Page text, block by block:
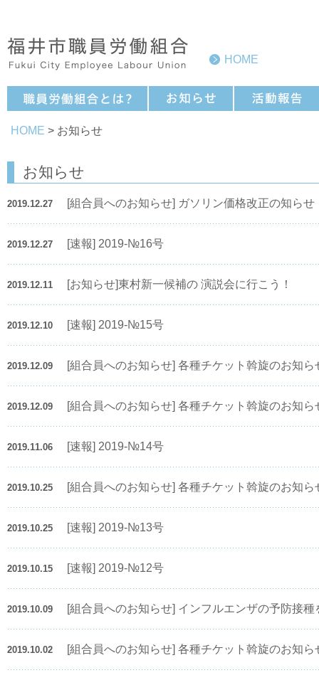
HOME
HOME > お知らせ
お知らせ
2019.12.27 [組合員へのお知らせ] ガソリン価格改正の知らせ
2019.12.27 [速報] 2019-№16号
2019.12.11 [お知らせ]東村新一候補の 演説会に行こう！
2019.12.10 [速報] 2019-№15号
2019.12.09 [組合員へのお知らせ] 各種チケット斡旋のお知ら
2019.12.09 [組合員へのお知らせ] 各種チケット斡旋のお知ら
2019.11.06 [速報] 2019-№14号
2019.10.25 [組合員へのお知らせ] 各種チケット斡旋のお知ら
2019.10.25 [速報] 2019-№13号
2019.10.15 [速報] 2019-№12号
2019.10.09 [組合員へのお知らせ] インフルエンザの予防接
2019.10.02 [組合員へのお知らせ] 各種チケット斡旋のお知ら